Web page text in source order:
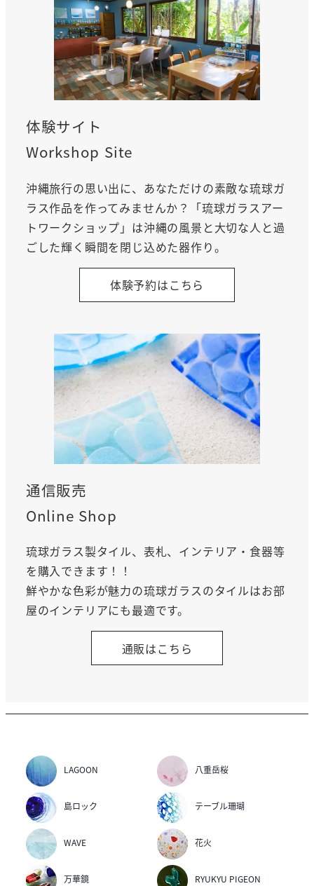
体験サイト
Workshop Site
沖縄旅行の思い出に、あなただけの素敵な琉球ガ
ラス作品を作ってみませんか？「琉球ガラスアー
トワークショップ」は沖縄の風景と大切な人と過
ごした輝く瞬間を閉じ込めた器作り。
体験予約はこちら
通信販売
Online Shop
琉球ガラス製タイル、表札、インテリア・食器等
を購入できます！！
鮮やかな色彩が魅力の琉球ガラスのタイルはお部
屋のインテリアにも最適です。
通販はこちら
LAGOON 八重岳桜
島ロック テーブル珊瑚
WAVE 花火
万華鏡 RYUKYU PIGEON